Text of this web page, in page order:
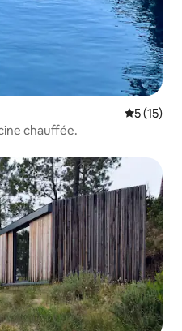
5 (15)
chauffée.